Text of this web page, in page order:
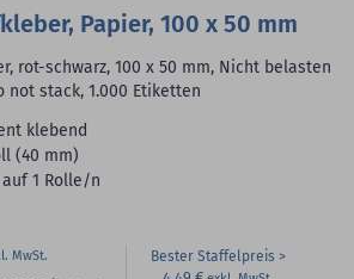
Papier, 100 x 50 mm
rot-schwarz, 100 x 50 mm, Nicht belasten
not stack, 1.000 Etiketten
klebend
(40 mm)
1 Rolle/n
Bester Staffelpreis